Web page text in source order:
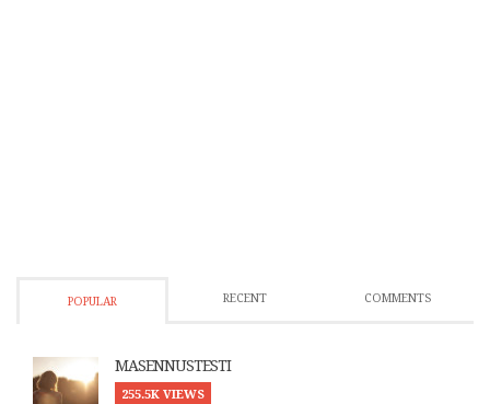
POPULAR RECENT COMMENTS
MASENNUSTESTI
255.5K VIEWS